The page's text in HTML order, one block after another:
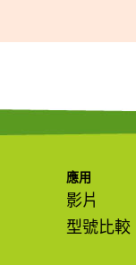
應用
影片
型號比較